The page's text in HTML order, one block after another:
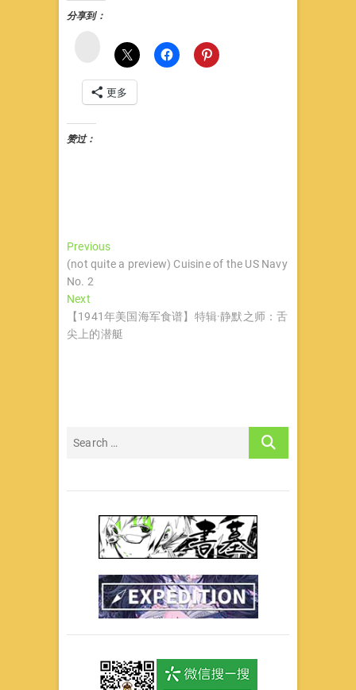
分享到：
更多
赞过：
文
章
导
航
PreviousPrevious
post:
(not quite a preview) Cuisine of the US Navy
No. 2
NextNext
post:
【1941年美国海军食谱】特辑·静默之师：舌
尖上的潜艇